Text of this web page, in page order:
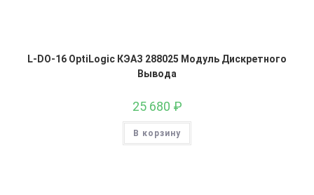
L-DO-16 OptiLogic КЭАЗ 288025 Модуль Дискретного
Вывода
25 680 ₽
В корзину